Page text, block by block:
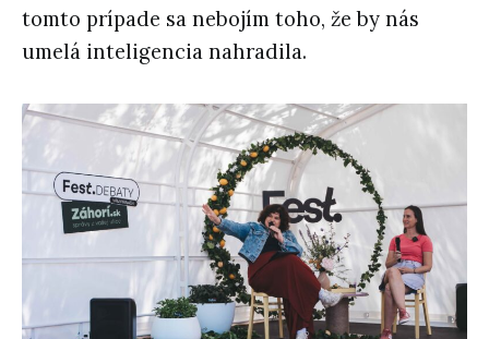
tomto prípade sa nebojím toho, že by nás
umelá inteligencia nahradila.